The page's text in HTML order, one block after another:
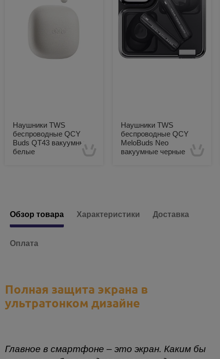
Наушники TWS
беспроводные QCY
Buds QT43 вакуумные
белые
Наушники TWS
беспроводные QCY
MeloBuds Neo
вакуумные черные
Обзор товара Характеристики Доставка
Оплата
Полная защита экрана в
ультратонком дизайне
Главное в смартфоне – это экран. Каким бы